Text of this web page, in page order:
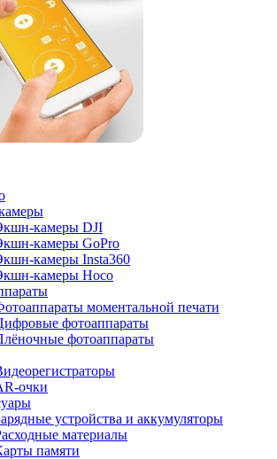
камеры DJI
камеры GoPro
камеры Insta360
камеры Hoco
моментальной печати
фотоаппараты
фотоаппараты
очки
устройства и аккумуляторы
материалы
памяти